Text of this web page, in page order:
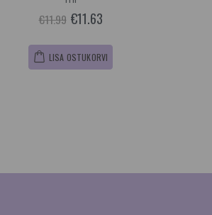
€11.99 €11.63
LISA OSTUKORVI